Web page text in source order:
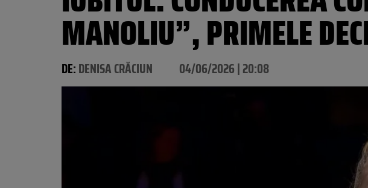
MANOLIU”, PRIMELE
DE:DENISA CRĂCIUN 04/06/2026 | 20:08